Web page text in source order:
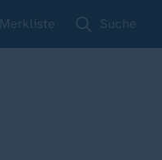
Merkliste Suche